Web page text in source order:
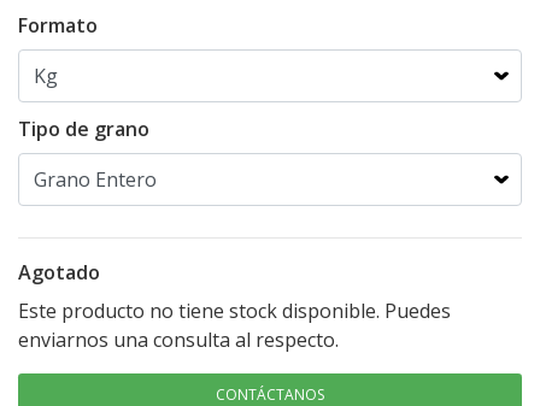
Formato
Tipo de grano
Agotado
Este producto no tiene stock disponible. Puedes
enviarnos una consulta al respecto.
CONTÁCTANOS